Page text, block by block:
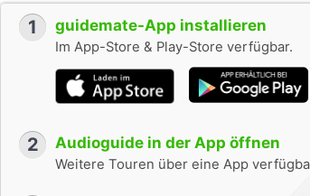
1 guidemate-App installieren
Im App-Store & Play-Store verfügbar.
2 Audioguide in der App öffnen
Weitere Touren über eine App